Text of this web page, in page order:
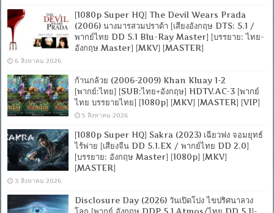
[1080p Super HQ] The Devil Wears Prada
(2006) นางมารสวมปราด้า [เสียงอังกฤษ DTS: 5.1 /
พากย์ไทย DD 5.1 Blu-Ray Master] [บรรยาย: ไทย-
อังกฤษ Master] [MKV] [MASTER]
6 สิงหาคม 2026
ก้านกล้วย (2006-2009) Khan Kluay 1-2
[พากย์:ไทย] [SUB:ไทย+อังกฤษ] HDTV.AC-3 [พากย์
ไทย บรรยายไทย] [1080p] [MKV] [MASTER] [VIP]
5 สิงหาคม 2026
[1080p Super HQ] Sakra (2023) เฉียวฟง จอมยุทธ์
ไร้พ่าย [เสียงจีน DD 5.1.EX / พากย์ไทย DD 2.0]
[บรรยาย: อังกฤษ Master] [1080p] [MKV]
[MASTER]
3 สิงหาคม 2026
Disclosure Day (2026) วันเปิดโปง ไขปริศนาลวง
โลก [พากย์ อังกฤษ DDP 5.1 Atmos/ไทย DD 5.1]-